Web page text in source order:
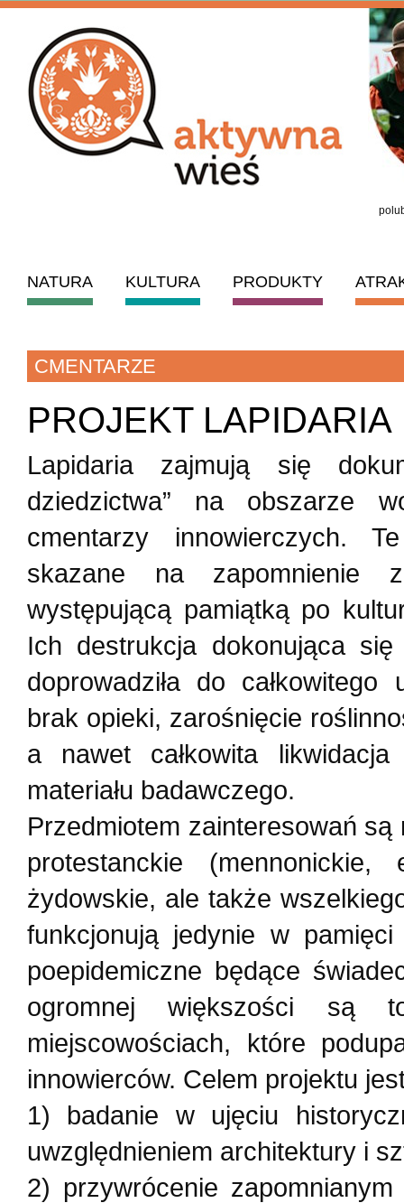
NATURA KULTURA PRODUKTY
CMENTARZE
PROJEKT LAPIDARIA
Lapidaria zajmują się
dziedzictwa” na obszarze
cmentarzy innowierczych.
skazane na zapomnienie
występującą pamiątką po
Ich destrukcja dokonująca
doprowadziła do
brak opieki, zarośnięcie
a nawet całkowita likwidacja
materiału badawczego.
Przedmiotem zainteresowań
protestanckie
żydowskie, ale także
funkcjonują jedynie w
poepidemiczne będące
ogromnej większości są
miejscowościach, które
innowierców. Celem projektu
1) badanie w ujęciu
uwzględnieniem architektury i
2) przywrócenie